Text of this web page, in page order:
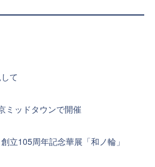
て
ミッドタウンで開催
105周年記念華展「和ノ輪」